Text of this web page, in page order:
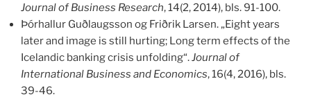
Journal of Business Research, 14(2, 2014), bls. 91-100.
Þórhallur Guðlaugsson og Friðrik Larsen. „Eight years
later and image is still hurting; Long term effects of the
Icelandic banking crisis unfolding“.Journal of
International Business and Economics, 16(4, 2016), bls.
39-46.